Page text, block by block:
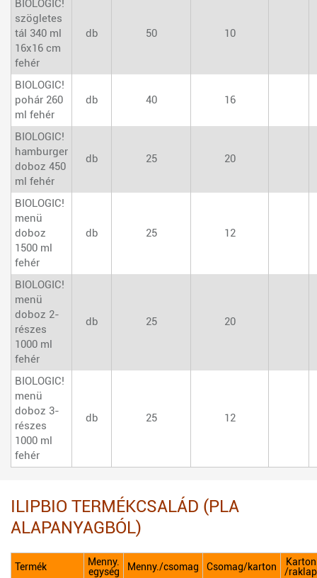
BIOLOGIC!
szögletes
tál 340 ml
16x16 cm
fehér
db 50 10
BIOLOGIC!
pohár 260
ml fehér
db 40 16
BIOLOGIC!
hamburger
doboz 450
ml fehér
db 25 20
BIOLOGIC!
menü
doboz
1500 ml
fehér
db 25 12
BIOLOGIC!
menü
doboz 2-
részes
1000 ml
fehér
db 25 20
BIOLOGIC!
menü
doboz 3-
részes
1000 ml
fehér
db 25 12
ILIPBIO TERMÉKCSALÁD (PLA
ALAPANYAGBÓL)
Termék
Menny.
egység
Menny./csomag Csomag/karton
Karton
/raklap